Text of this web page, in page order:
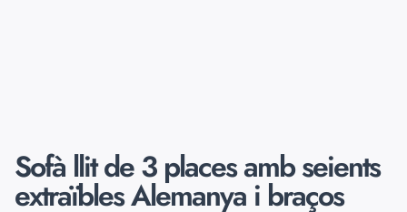
Sofà llit de 3 places amb seients
extraïbles Alemanya i braços